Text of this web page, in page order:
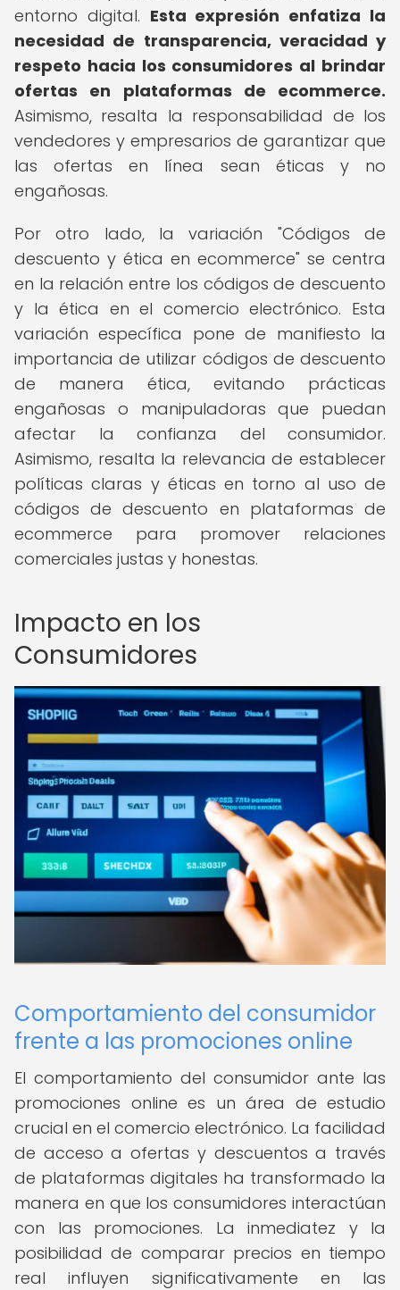
entorno digital. Esta expresión enfatiza la
necesidad de transparencia, veracidad y
respeto hacia los consumidores al brindar
ofertas en plataformas de ecommerce.
Asimismo, resalta la responsabilidad de los
vendedores y empresarios de garantizar que
las ofertas en línea sean éticas y no
engañosas.
Por otro lado, la variación "Códigos de
descuento y ética en ecommerce" se centra
en la relación entre los códigos de descuento
y la ética en el comercio electrónico. Esta
variación específica pone de manifiesto la
importancia de utilizar códigos de descuento
de manera ética, evitando prácticas
engañosas o manipuladoras que puedan
afectar la confianza del consumidor.
Asimismo, resalta la relevancia de establecer
políticas claras y éticas en torno al uso de
códigos de descuento en plataformas de
ecommerce para promover relaciones
comerciales justas y honestas.
Impacto en los
Consumidores
Comportamiento del consumidor
frente a las promociones online
El comportamiento del consumidor ante las
promociones online es un área de estudio
crucial en el comercio electrónico. La facilidad
de acceso a ofertas y descuentos a través
de plataformas digitales ha transformado la
manera en que los consumidores interactúan
con las promociones. La inmediatez y la
posibilidad de comparar precios en tiempo
real influyen significativamente en las